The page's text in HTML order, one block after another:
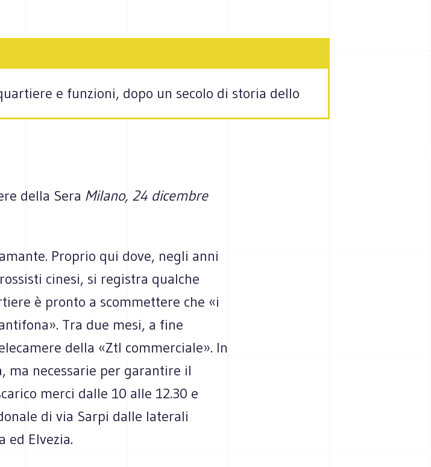
e funzioni, dopo un secolo di storia dello
della Sera Milano, 24 dicembre
Proprio qui dove, negli anni
cinesi, si registra qualche
è pronto a scommettere che «i
Tra due mesi, a fine
della «Ztl commerciale». In
ma necessarie per garantire il
merci dalle 10 alle 12.30 e
di via Sarpi dalle laterali
ed Elvezia.